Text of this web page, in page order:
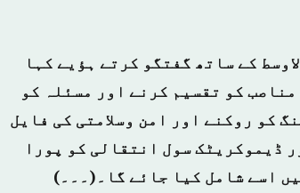
کے ساتھ گفتگو کرتے ہؤیے کہا
کو تقسیم کرنے اور مسئلہ کو
کو روکنے اور امن وسلامتی کی فایل
ڈیموکریٹک سول انتقالی کو پورا
اسے شامل کیا جائے گا۔(۔۔۔)